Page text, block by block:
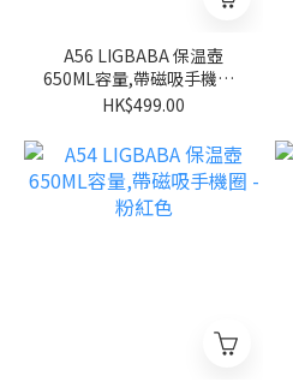
A56 LIGBABA 保温壺
650ML容量,帶磁吸手機圈 -
淺藍色
HK$499.00